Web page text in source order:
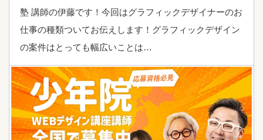
塾 講師の伊藤です！今回はグラフィックデザイナーのお
仕事の種類ついてお伝えします！グラフィックデザイン
の案件はとっても幅広いことは…